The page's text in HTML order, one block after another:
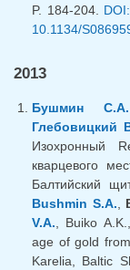
P. 184-204.
10.1134/
2013
Бушмин С.А.
Глебовицкий
Изохронный
кварцевого
Балтийский
Bushmin S.A.
V.A. , Buiko
age of gold
Karelia, Baltic